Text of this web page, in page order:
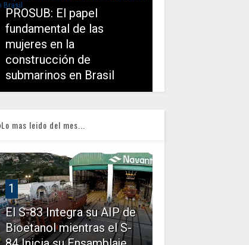
PROSUB: El papel
fundamental de las
mujeres en la
construcción de
submarinos en Brasil
Lo mas leido del mes...
1
El S-83 Integra su AIP de
Bioetanol mientras el S-